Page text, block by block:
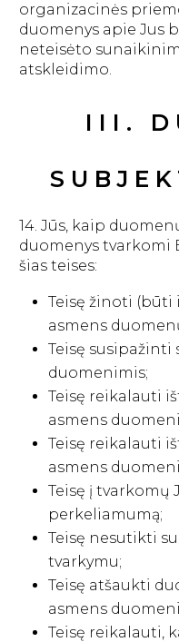
organizacinės
duomenys apie Jus
neteisėto
atskleidimo.
III.
14. Jūs, kaip
duomenys tvarkomi
šias teises:
Teisę žinoti
asmens
Teisę susipažinti
duomenimis;
Teisę reikalauti
asmens
Teisę reikalauti
asmens
Teisę į tvarkomų
perkeliamumą;
Teisę nesutikti
tvarkymu;
Teisę atšaukti
asmens
Teisę reikalauti,